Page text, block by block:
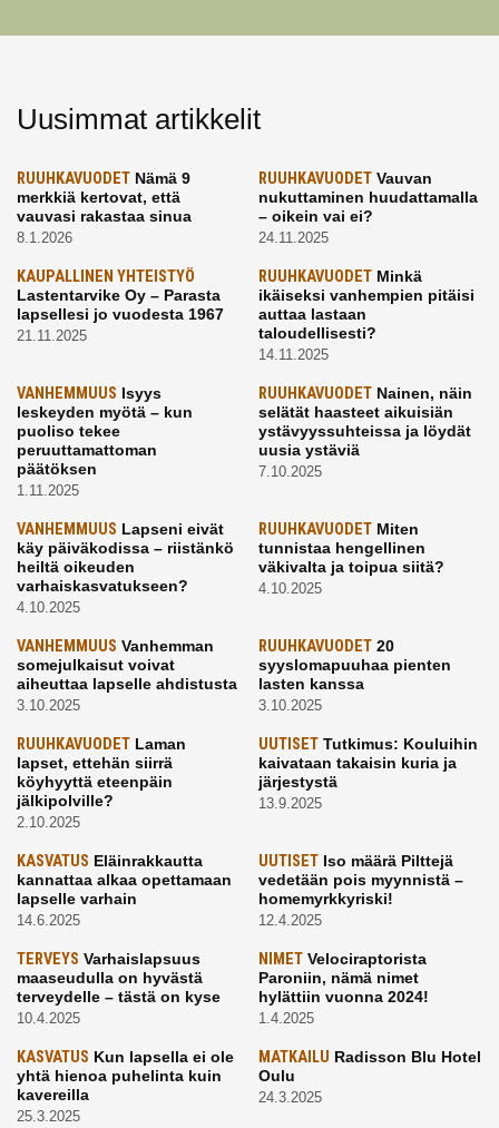
Uusimmat artikkelit
RUUHKAVUODET Nämä 9
merkkiä kertovat, että
vauvasi rakastaa sinua
8.1.2026
RUUHKAVUODETVauvan
nukuttaminen huudattamalla
– oikein vai ei?
24.11.2025
KAUPALLINEN YHTEISTYÖ
Lastentarvike Oy – Parasta
lapsellesi jo vuodesta 1967
21.11.2025
RUUHKAVUODETMinkä
ikäiseksi vanhempien pitäisi
auttaa lastaan
taloudellisesti?
14.11.2025
VANHEMMUUS Isyys
leskeyden myötä – kun
puoliso tekee
peruuttamattoman
päätöksen
1.11.2025
RUUHKAVUODETNainen, näin
selätät haasteet aikuisiän
ystävyyssuhteissa ja löydät
uusia ystäviä
7.10.2025
VANHEMMUUS Lapseni eivät
käy päiväkodissa – riistänkö
heiltä oikeuden
varhaiskasvatukseen?
4.10.2025
RUUHKAVUODETMiten
tunnistaa hengellinen
väkivalta ja toipua siitä?
4.10.2025
VANHEMMUUS Vanhemman
somejulkaisut voivat
aiheuttaa lapselle ahdistusta
3.10.2025
RUUHKAVUODET20
syyslomapuuhaa pienten
lasten kanssa
3.10.2025
RUUHKAVUODET Laman
lapset, ettehän siirrä
köyhyyttä eteenpäin
jälkipolville?
2.10.2025
UUTISETTutkimus: Kouluihin
kaivataan takaisin kuria ja
järjestystä
13.9.2025
KASVATUS Eläinrakkautta
kannattaa alkaa opettamaan
lapselle varhain
14.6.2025
UUTISETIso määrä Pilttejä
vedetään pois myynnistä –
homemyrkkyriski!
12.4.2025
TERVEYS Varhaislapsuus
maaseudulla on hyvästä
terveydelle – tästä on kyse
10.4.2025
NIMETVelociraptorista
Paroniin, nämä nimet
hylättiin vuonna 2024!
1.4.2025
KASVATUS Kun lapsella ei ole
yhtä hienoa puhelinta kuin
kavereilla
25.3.2025
MATKAILU Radisson Blu Hotel
Oulu
24.3.2025